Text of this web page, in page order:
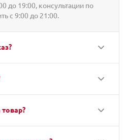
до 19:00, консультации по
с 9:00 до 21:00.
товар?